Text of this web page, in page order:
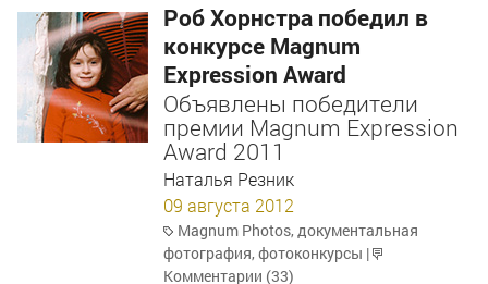
Роб Хорнстра победил в
конкурсе Magnum
Expression Award
Объявлены победители
премии Magnum Expression
Award 2011
Наталья Резник
09 августа 2012
Magnum Photos, документальная
фотография,фотоконкурсы |
Комментарии (33)